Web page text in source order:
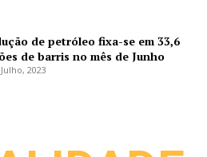
de petróleo fixa-se em 33,6
de barris no mês de Junho
2023